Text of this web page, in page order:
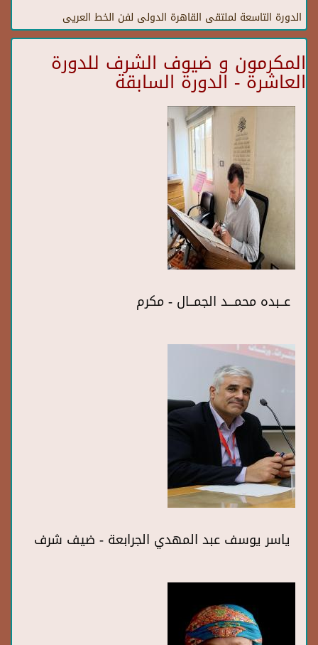
الدورة التاسعة لملتقى القاهرة الدولى لفن الخط العريى
المكرمون و ضيوف الشرف للدورة
العاشرة - الدورة السابقة
عــبده محمـــد الجمــال - مكرم
ياسر يوسف عبد المهدي الجرابعة - ضيف شرف